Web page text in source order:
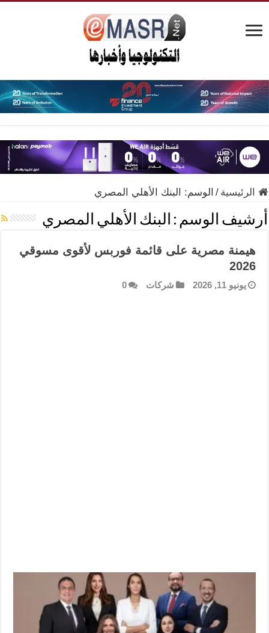
الرئيسية / الوسم: البنك الأهلي المصري
أرشيف الوسم : البنك الأهلي المصري
هيمنة مصرية على قائمة فوربس لأقوى مسوقي
2026
يونيو 11, 2026 شركات 0